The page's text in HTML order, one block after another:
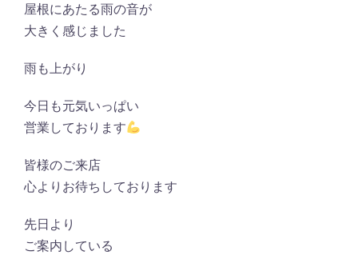
屋根にあたる雨の音が
大きく感じました
雨も上がり
今日も元気いっぱい
営業しております
皆様のご来店
心よりお待ちしております
先日より
ご案内している